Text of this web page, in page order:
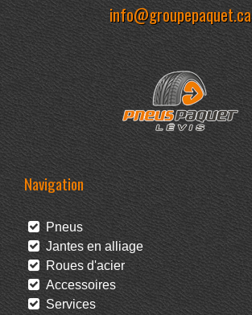
info@groupepaquet.ca
Navigation
Pneus
Jantes en alliage
Roues d'acier
Accessoires
Services